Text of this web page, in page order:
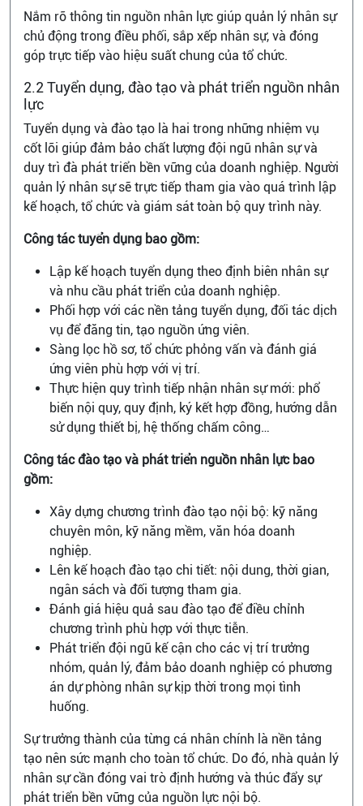
Nắm rõ thông tin nguồn nhân lực giúp quản lý nhân sự
chủ động trong điều phối, sắp xếp nhân sự, và đóng
góp trực tiếp vào hiệu suất chung của tổ chức.
2.2 Tuyển dụng, đào tạo và phát triển nguồn nhân
lực
Tuyển dụng và đào tạo là hai trong những nhiệm vụ
cốt lõi giúp đảm bảo chất lượng đội ngũ nhân sự và
duy trì đà phát triển bền vững của doanh nghiệp. Người
quản lý nhân sự sẽ trực tiếp tham gia vào quá trình lập
kế hoạch, tổ chức và giám sát toàn bộ quy trình này.
Công tác tuyển dụng bao gồm:
Lập kế hoạch tuyển dụng theo định biên nhân sự
và nhu cầu phát triển của doanh nghiệp.
Phối hợp với các nền tảng tuyển dụng, đối tác dịch
vụ để đăng tin, tạo nguồn ứng viên.
Sàng lọc hồ sơ, tổ chức phỏng vấn và đánh giá
ứng viên phù hợp với vị trí.
Thực hiện quy trình tiếp nhận nhân sự mới: phổ
biến nội quy, quy định, ký kết hợp đồng, hướng dẫn
sử dụng thiết bị, hệ thống chấm công…
Công tác đào tạo và phát triển nguồn nhân lực bao
gồm:
Xây dựng chương trình đào tạo nội bộ: kỹ năng
chuyên môn, kỹ năng mềm, văn hóa doanh
nghiệp.
Lên kế hoạch đào tạo chi tiết: nội dung, thời gian,
ngân sách và đối tượng tham gia.
Đánh giá hiệu quả sau đào tạo để điều chỉnh
chương trình phù hợp với thực tiễn.
Phát triển đội ngũ kế cận cho các vị trí trưởng
nhóm, quản lý, đảm bảo doanh nghiệp có phương
án dự phòng nhân sự kịp thời trong mọi tình
huống.
Sự trưởng thành của từng cá nhân chính là nền tảng
tạo nên sức mạnh cho toàn tổ chức. Do đó, nhà quản lý
nhân sự cần đóng vai trò định hướng và thúc đẩy sự
phát triển bền vững của nguồn lực nội bộ.